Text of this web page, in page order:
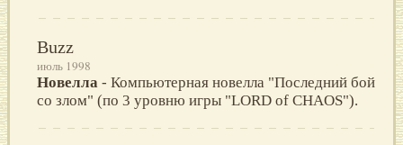
Buzz
июль 1998
Новелла - Компьютерная новелла "Последний бой
со злом" (по 3 уровню игры "LORD of CHAOS").